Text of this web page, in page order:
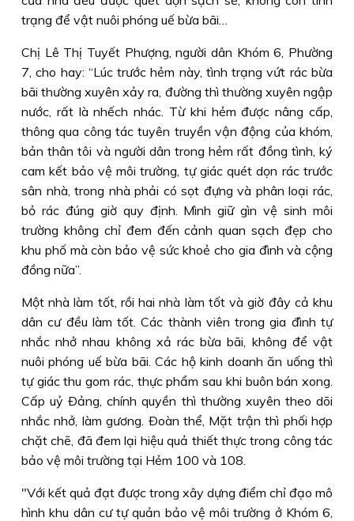
trạng để vật nuôi phóng uế bừa bãi…
Chị Lê Thị Tuyết Phượng, người dân Khóm 6, Phường
7, cho hay: “Lúc trước hẻm này, tình trạng vứt rác bừa
bãi thường xuyên xảy ra, đường thì thường xuyên ngập
nước, rất là nhếch nhác. Từ khi hẻm được nâng cấp,
thông qua công tác tuyên truyền vận động của khóm,
bản thân tôi và người dân trong hẻm rất đồng tình, ký
cam kết bảo vệ môi trường, tự giác quét dọn rác trước
sân nhà, trong nhà phải có sọt đựng và phân loại rác,
bỏ rác đúng giờ quy định. Mình giữ gìn vệ sinh môi
trường không chỉ đem đến cảnh quan sạch đẹp cho
khu phố mà còn bảo vệ sức khoẻ cho gia đình và cộng
đồng nữa”.
Một nhà làm tốt, rồi hai nhà làm tốt và giờ đây cả khu
dân cư đều làm tốt. Các thành viên trong gia đình tự
nhắc nhở nhau không xả rác bừa bãi, không để vật
nuôi phóng uế bừa bãi. Các hộ kinh doanh ăn uống thì
tự giác thu gom rác, thực phẩm sau khi buôn bán xong.
Cấp uỷ Ðảng, chính quyền thì thường xuyên theo dõi
nhắc nhở, làm gương. Ðoàn thể, Mặt trận thì phối hợp
chặt chẽ, đã đem lại hiệu quả thiết thực trong công tác
bảo vệ môi trường tại Hẻm 100 và 108.
"Với kết quả đạt được trong xây dựng điểm chỉ đạo mô
hình khu dân cư tự quản bảo vệ môi trường ở Khóm 6,